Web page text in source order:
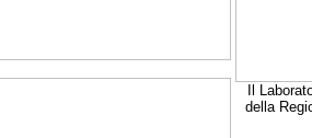
Il
della